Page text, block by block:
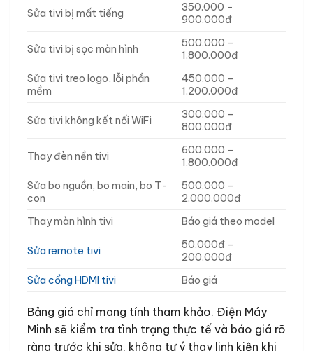
Sửa tivi bị mất tiếng
350.000 –
900.000đ
Sửa tivi bị sọc màn hình
500.000 –
1.800.000đ
Sửa tivi treo logo, lỗi phần
mềm
450.000 –
1.200.000đ
Sửa tivi không kết nối WiFi
300.000 –
800.000đ
Thay đèn nền tivi
600.000 –
1.800.000đ
Sửa bo nguồn, bo main, bo T-
con
500.000 –
2.000.000đ
Thay màn hình tivi
Báo giá theo model
Sửa remote tivi
50.000đ –
200.000đ
Sửa cổng HDMI tivi
Báo giá
Bảng giá chỉ mang tính tham khảo. Điện Máy
Minh sẽ kiểm tra tình trạng thực tế và báo giá rõ
ràng trước khi sửa, không tự ý thay linh kiện khi